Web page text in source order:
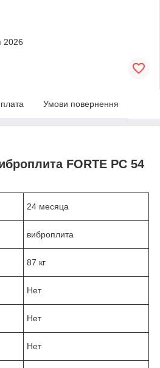
2026
Умови повернення
FORTE PC 54
24 месяца
виброплита
87 кг
Нет
Нет
Нет